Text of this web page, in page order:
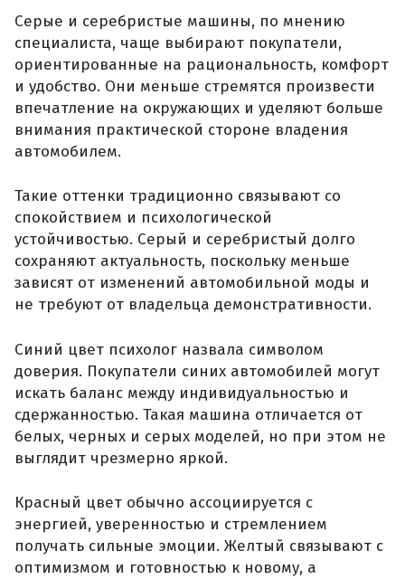
Серые и серебристые машины, по мнению
специалиста, чаще выбирают покупатели,
ориентированные на рациональность, комфорт
и удобство. Они меньше стремятся произвести
впечатление на окружающих и уделяют больше
внимания практической стороне владения
автомобилем.
Такие оттенки традиционно связывают со
спокойствием и психологической
устойчивостью. Серый и серебристый долго
сохраняют актуальность, поскольку меньше
зависят от изменений автомобильной моды и
не требуют от владельца демонстративности.
Синий цвет психолог назвала символом
доверия. Покупатели синих автомобилей могут
искать баланс между индивидуальностью и
сдержанностью. Такая машина отличается от
белых, черных и серых моделей, но при этом не
выглядит чрезмерно яркой.
Красный цвет обычно ассоциируется с
энергией, уверенностью и стремлением
получать сильные эмоции. Желтый связывают с
оптимизмом и готовностью к новому, а